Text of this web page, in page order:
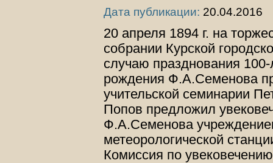
Дата публикации: 20.04.2016
20 апреля 1894 г. на
собрании Курской
случаю празднования
рождения Ф.А.Семенова
учительской семинарии
Попов предложил
Ф.А.Семенова
метеорологической
Комиссия по